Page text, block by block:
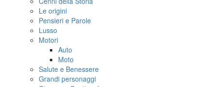
Le origini
Pensieri e Parole
Lusso
Motori
Auto
Moto
Salute e Benessere
Grandi personaggi